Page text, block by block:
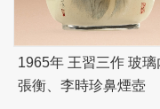
1965年 王習三作 玻璃
張衡、李時珍鼻煙壺